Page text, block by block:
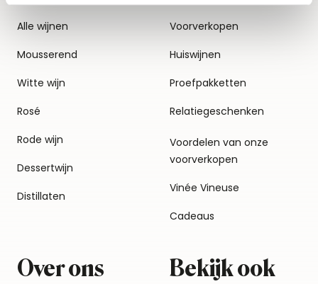
Alle wijnen
Mousserend
Witte wijn
Rosé
Rode wijn
Dessertwijn
Distillaten
Voorverkopen
Huiswijnen
Proefpakketten
Relatiegeschenken
Voordelen van onze
voorverkopen
Vinée Vineuse
Cadeaus
Over ons Bekijk ook